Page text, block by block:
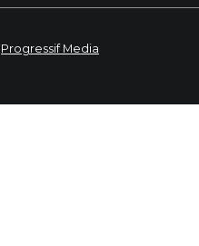
Progressif Media